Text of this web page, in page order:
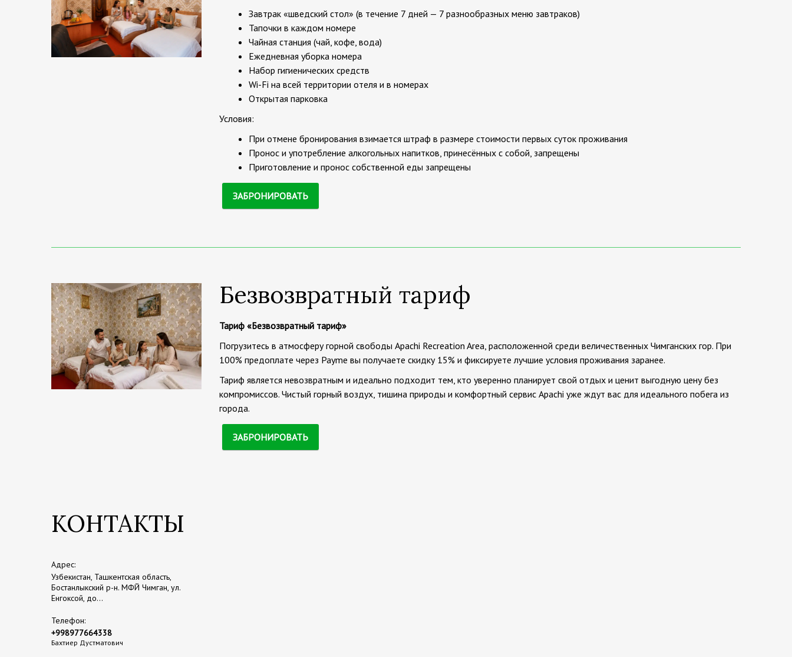
Завтрак «шведский стол» (в течение 7 дней — 7 разнообразных меню завтраков)
Тапочки в каждом номере
Чайная станция (чай, кофе, вода)
Ежедневная уборка номера
Набор гигиенических средств
Wi-Fi на всей территории отеля и в номерах
Открытая парковка
Условия:
При отмене бронирования взимается штраф в размере стоимости первых суток проживания
Пронос и употребление алкогольных напитков, принесённых с собой, запрещены
Приготовление и пронос собственной еды запрещены
ЗАБРОНИРОВАТЬ
Безвозвратный тариф
Тариф «Безвозвратный тариф»
Погрузитесь в атмосферу горной свободы Apachi Recreation Area, расположенной среди величественных Чимганских гор. При
100% предоплате через Payme вы получаете скидку 15% и фиксируете лучшие условия проживания заранее.
Тариф является невозвратным и идеально подходит тем, кто уверенно планирует свой отдых и ценит выгодную цену без
компромиссов. Чистый горный воздух, тишина природы и комфортный сервис Apachi уже ждут вас для идеального побега из
города.
ЗАБРОНИРОВАТЬ
КОНТАКТЫ
Адрес:
Узбекистан, Ташкентская область,
Бостанлыкский р-н. МФЙ Чимган, ул.
Енгоксой, до...
Телефон:
+998977664338
Бахтиер Дустматович